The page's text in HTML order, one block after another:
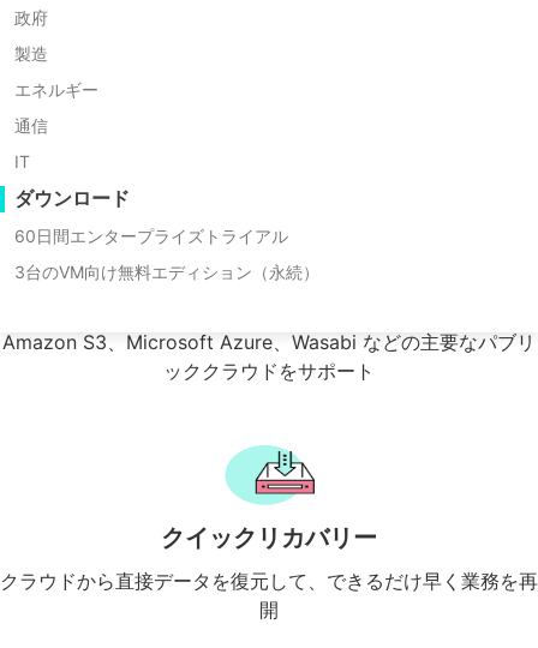
政府
製造
エネルギー
通信
IT
ダウンロード
60日間エンタープライズトライアル
3台のVM向け無料エディション（永続）
認証情報を使用してクラウドストレージを簡単に追加し接続、
Amazon S3、Microsoft Azure、Wasabi などの主要なパブリ
ッククラウドをサポート
クイックリカバリー
クラウドから直接データを復元して、できるだけ早く業務を再
開